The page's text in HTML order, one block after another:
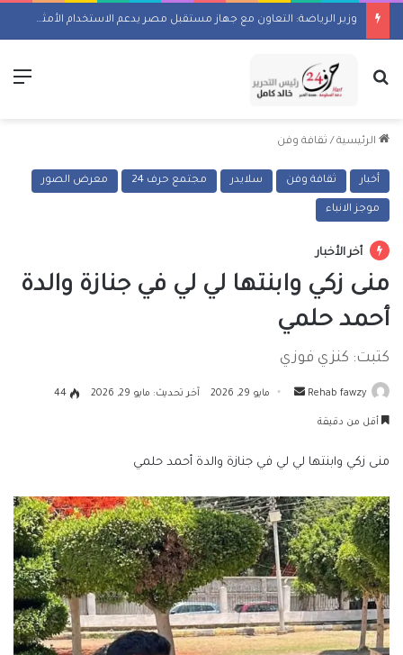
وزير الرياضة: التعاون مع جهاز مستقبل مصر يدعم الاستخدام الأمثل للأصول ويطور الخدمات المقدمة للشباب
بحث عن
الرئيسية / ثقافة وفن
أخبار ثقافة وفن سلايدر مجتمع حرف 24 معرض الصور
موجز الانباء
أخر الأخبار
منى زكي وابنتها لي لي في جنازة والدة
أحمد حلمي
كتبت: كنزي فوزي
Rehab fawzy
أرسل مايو 29, 2026 آخر تحديث: مايو 29, 2026 44
أقل من دقيقة
منى زكي وابنتها لي لي في جنازة والدة أحمد حلمي